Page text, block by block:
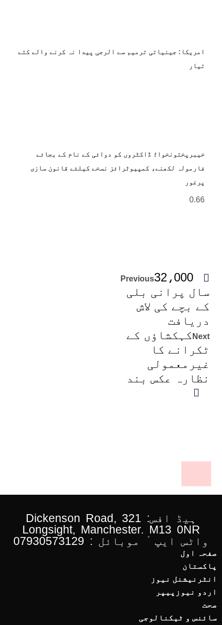
امریکا: جینیاتی ترمیم سے الرجی پیدا نہ کرنے والے کتے
تیار
خیبرپختونخوا؛ ڈاکٹروں کو دوائی کے نام کے بجائے
فارمولہ لکھنے، کمپیوٹرائز نسخے کیلئے قانون سازی
پرغور
Previous32،000
سال پرانی بلی
کے بچے کی لاش
دریافت
Next کہکشاؤں کے
ٹکرانے کا
غیرمعمولی
نظارہ عکس بند
ہیڈ افس: 321 Dickenson Road,
Longsight, Manchester. M13 0NR
واٹس ایپ ْ موبائل : 07930573129
صفحہ اول
پاکستان
انٹرنیشنل نیوز
اردو نیوزپیپر
صحت
سائنس و ٹیکنالوجی